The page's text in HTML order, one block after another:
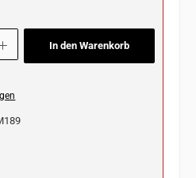
Wert ein oder benutze die Schaltflächen
In den Warenkorb